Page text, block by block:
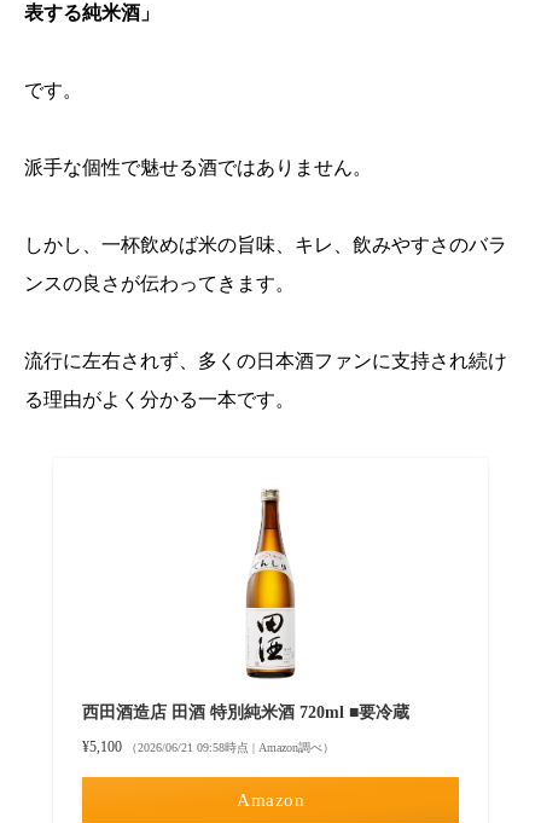
表する純米酒」
です。
派手な個性で魅せる酒ではありません。
しかし、一杯飲めば米の旨味、キレ、飲みやすさのバラ
ンスの良さが伝わってきます。
流行に左右されず、多くの日本酒ファンに支持され続け
る理由がよく分かる一本です。
西田酒造店 田酒 特別純米酒 720ml ■要冷蔵
¥5,100 （2026/06/21 09:58時点 | Amazon調べ）
Amazon